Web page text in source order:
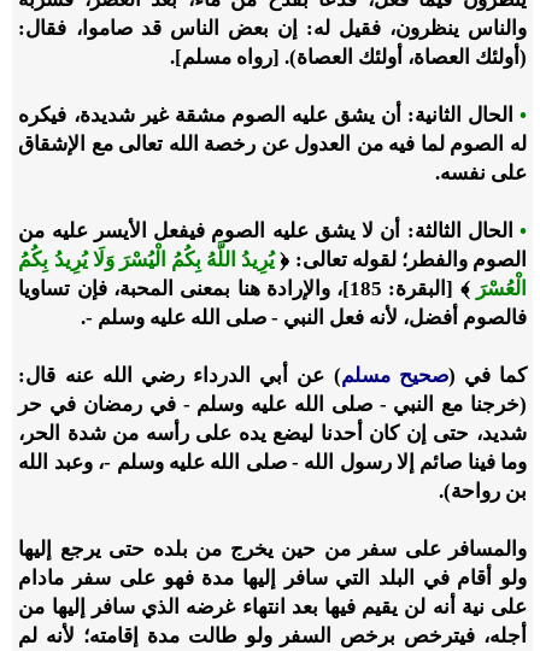
والناس ينظرون، فقيل له: إن بعض الناس قد صاموا، فقال:
(أولئك العصاة، أولئك العصاة). [رواه مسلم].
• الحال الثانية: أن يشق عليه الصوم مشقة غير شديدة، فيكره
له الصوم لما فيه من العدول عن رخصة الله تعالى مع الإشقاق
على نفسه.
• الحال الثالثة: أن لا يشق عليه الصوم فيفعل الأيسر عليه من
الصوم والفطر؛ لقوله تعالى: ﴿يُرِيدُ اللَّهُ بِكُمُ الْيُسْرَ وَلَا يُرِيدُ بِكُمُ
الْعُسْرَ
﴾ [البقرة: 185]، والإرادة هنا بمعنى المحبة، فإن تساويا
فالصوم أفضل، لأنه فعل النبي - صلى الله عليه وسلم -.
كما في (صحيح مسلم) عن أبي الدرداء رضي الله عنه قال:
(خرجنا مع النبي - صلى الله عليه وسلم - في رمضان في حر
شديد، حتى إن كان أحدنا ليضع يده على رأسه من شدة الحر،
وما فينا صائم إلا رسول الله - صلى الله عليه وسلم -، وعبد الله
بن رواحة).
والمسافر على سفر من حين يخرج من بلده حتى يرجع إليها
ولو أقام في البلد التي سافر إليها مدة فهو على سفر مادام
على نية أنه لن يقيم فيها بعد انتهاء غرضه الذي سافر إليها من
أجله، فيترخص برخص السفر ولو طالت مدة إقامته؛ لأنه لم